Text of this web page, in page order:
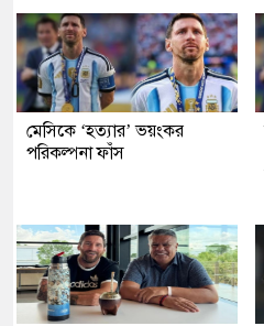
মেসিকে ‘হত্যার’ ভয়ংকর
পরিকল্পনা ফাঁস